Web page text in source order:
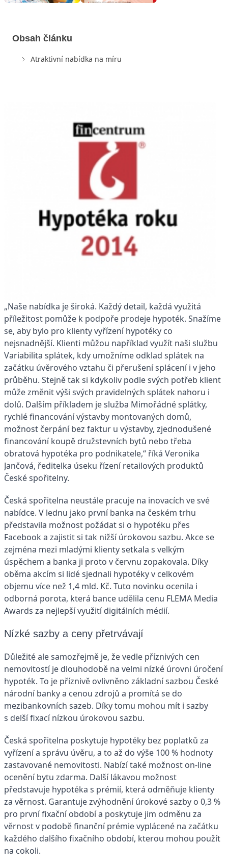
Obsah článku
Atraktivní nabídka na míru
„Naše nabídka je široká. Každý detail, každá využitá
příležitost pomůže k podpoře prodeje hypoték. Snažíme
se, aby bylo pro klienty vyřízení hypotéky co
nejsnadnější. Klienti můžou například využít naši službu
Variabilita splátek, kdy umožníme odklad splátek na
začátku úvěrového vztahu či přerušení splácení i v jeho
průběhu. Stejně tak si kdykoliv podle svých potřeb klient
může změnit výši svých pravidelných splátek nahoru i
dolů. Dalším příkladem je služba Mimořádné splátky,
rychlé financování výstavby montovaných domů,
možnost čerpání bez faktur u výstavby, zjednodušené
financování koupě družstevních bytů nebo třeba
obratová hypotéka pro podnikatele,“ říká Veronika
Jančová, ředitelka úseku řízení retailových produktů
České spořitelny.
Česká spořitelna neustále pracuje na inovacích ve své
nabídce. V lednu jako první banka na českém trhu
představila možnost požádat si o hypotéku přes
Facebook a zajistit si tak nižší úrokovou sazbu. Akce se
zejména mezi mladými klienty setkala s velkým
úspěchem a banka ji proto v červnu zopakovala. Díky
oběma akcím si lidé sjednali hypotéky v celkovém
objemu více než 1,4 mld. Kč. Tuto novinku ocenila i
odborná porota, která bance udělila cenu FLEMA Media
Awards za nejlepší využití digitálních médií.
Nízké sazby a ceny přetrvávají
Důležité ale samozřejmě je, že vedle příznivých cen
nemovitostí je dlouhodobě na velmi nízké úrovni úročení
hypoték. To je příznivě ovlivněno základní sazbou České
národní banky a cenou zdrojů a promítá se do
mezibankovních sazeb. Díky tomu mohou mít i sazby
s delší fixací nízkou úrokovou sazbu.
Česká spořitelna poskytuje hypotéky bez poplatků za
vyřízení a správu úvěru, a to až do výše 100 % hodnoty
zastavované nemovitosti. Nabízí také možnost on-line
ocenění bytu zdarma. Další lákavou možnost
představuje hypotéka s prémií, která odměňuje klienty
za věrnost. Garantuje zvýhodnění úrokové sazby o 0,3 %
pro první fixační období a poskytuje jim odměnu za
věrnost v podobě finanční prémie vyplácené na začátku
každého dalšího fixačního období, kterou mohou použít
na cokoli.